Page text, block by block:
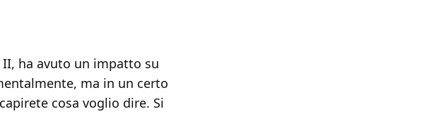
ha avuto un impatto su
ma in un certo
cosa voglio dire. Si